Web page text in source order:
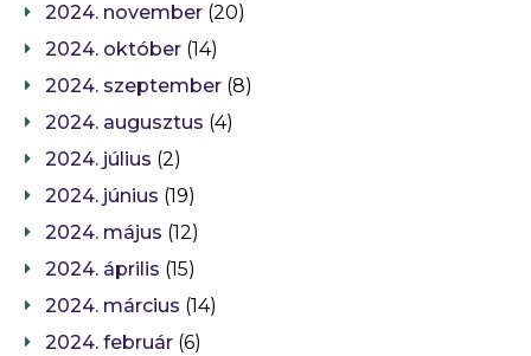
2024. november (20)
2024. október (14)
2024. szeptember (8)
2024. augusztus (4)
2024. július (2)
2024. június (19)
2024. május (12)
2024. április (15)
2024. március (14)
2024. február (6)